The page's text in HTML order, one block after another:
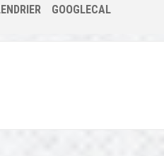
GOOGLECAL